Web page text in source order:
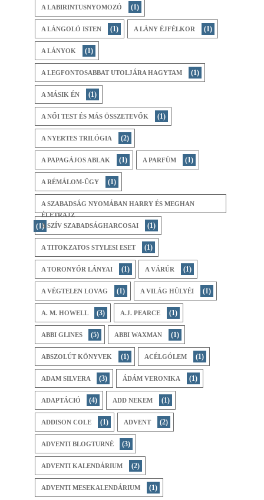
A LABIRINTUSNYOMOZÓ (1)
A LÁNGOLÓ ISTEN (1) A LÁNY ÉJFÉLKOR (1)
A LÁNYOK (1)
A LEGFONTOSABBAT UTOLJÁRA HAGYTAM (1)
A MÁSIK ÉN (1)
A NŐI TEST ÉS MÁS ÖSSZETEVŐK (1)
A NYERTES TRILÓGIA (2)
A ​PAPAGÁJOS ABLAK (1) A PARFÜM (1)
A RÉMÁLOM-ÜGY (1)
A SZABADSÁG NYOMÁBAN HARRY ÉS MEGHAN
ÉLETRAJZ
(1)A SZÍV SZABADSÁGHARCOSAI (1)
A TITOKZATOS STYLESI ESET (1)
A ​TORONYŐR LÁNYAI (1) A VÁRÚR (1)
A VÉGTELEN LOVAG (1) A VILÁG HÜLYÉI (1)
A. M. HOWELL (3) A.J. PEARCE (1)
ABBI GLINES (5) ABBI WAXMAN (1)
ABSZOLÚT KÖNYVEK (1) ACÉLGÓLEM (1)
ADAM SILVERA (3) ÁDÁM VERONIKA (1)
ADAPTÁCIÓ (4) ADD NEKEM (1)
ADDISON COLE (1) ADVENT (2)
ADVENTI BLOGTURNÉ (3)
ADVENTI KALENDÁRIUM (2)
ADVENTI MESEKALENDÁRIUM (1)